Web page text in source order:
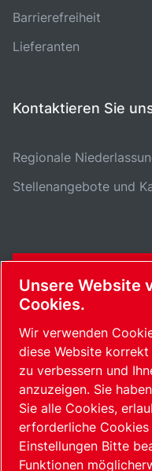
Barrierefreiheit
Lieferanten
Kontaktieren Sie
Regionale
Stellenangebote und
SitemapCookies
Unsere Website
Cookies.
Wir verwenden
diese Website
zu verbessern und
anzuzeigen. Sie
Sie alle Cookies,
erforderliche
Einstellungen Bitte
Funktionen